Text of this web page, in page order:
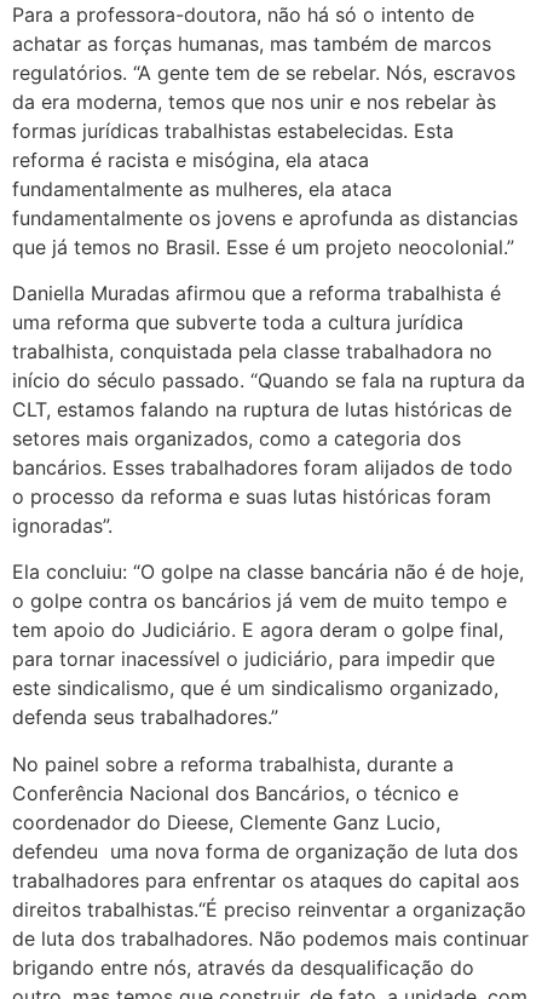
Para a professora-doutora, não há só o intento de
achatar as forças humanas, mas também de marcos
regulatórios. “A gente tem de se rebelar. Nós, escravos
da era moderna, temos que nos unir e nos rebelar às
formas jurídicas trabalhistas estabelecidas. Esta
reforma é racista e misógina, ela ataca
fundamentalmente as mulheres, ela ataca
fundamentalmente os jovens e aprofunda as distancias
que já temos no Brasil. Esse é um projeto neocolonial.”
Daniella Muradas afirmou que a reforma trabalhista é
uma reforma que subverte toda a cultura jurídica
trabalhista, conquistada pela classe trabalhadora no
início do século passado. “Quando se fala na ruptura da
CLT, estamos falando na ruptura de lutas históricas de
setores mais organizados, como a categoria dos
bancários. Esses trabalhadores foram alijados de todo
o processo da reforma e suas lutas históricas foram
ignoradas”.
Ela concluiu: “O golpe na classe bancária não é de hoje,
o golpe contra os bancários já vem de muito tempo e
tem apoio do Judiciário. E agora deram o golpe final,
para tornar inacessível o judiciário, para impedir que
este sindicalismo, que é um sindicalismo organizado,
defenda seus trabalhadores.”
No painel sobre a reforma trabalhista, durante a
Conferência Nacional dos Bancários, o técnico e
coordenador do Dieese, Clemente Ganz Lucio,
defendeu uma nova forma de organização de luta dos
trabalhadores para enfrentar os ataques do capital aos
direitos trabalhistas.“É preciso reinventar a organização
de luta dos trabalhadores. Não podemos mais continuar
brigando entre nós, através da desqualificação do